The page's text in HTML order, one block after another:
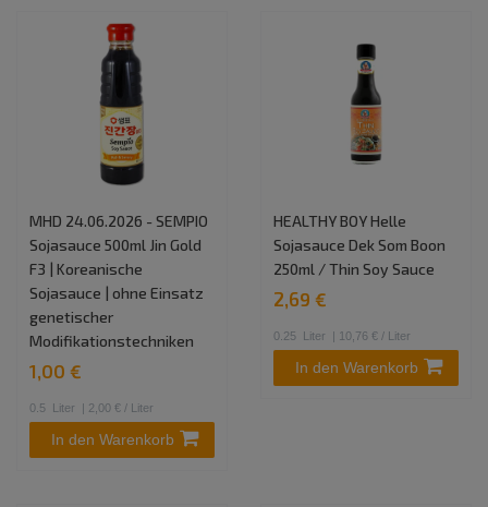
MHD 24.06.2026 - SEMPIO
Sojasauce 500ml Jin Gold
F3 | Koreanische
Sojasauce | ohne Einsatz
genetischer
Modifikationstechniken
1,00 €
0.5 Liter | 2,00 € / Liter
In den Warenkorb
HEALTHY BOY Helle
Sojasauce Dek Som Boon
250ml / Thin Soy Sauce
2,69 €
0.25 Liter | 10,76 € / Liter
In den Warenkorb